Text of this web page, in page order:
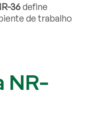
36define
de trabalho
NR-